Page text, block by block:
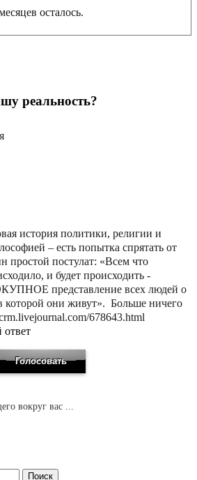
осталось.
реальность?
история политики, религии и
– есть попытка спрятать от
простой постулат: «Всем что
и будет происходить -
представление всех людей о
которой они живут». Больше ничего
678643.html
ответ
вокруг вас ...